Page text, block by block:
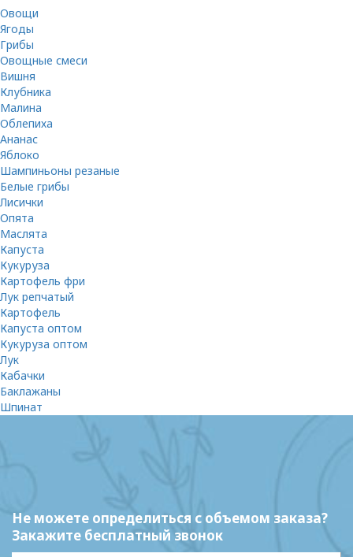
Овощи
Ягоды
Грибы
Овощные смеси
Вишня
Клубника
Малина
Облепиха
Ананас
Яблоко
Шампиньоны резаные
Белые грибы
Лисички
Опята
Маслята
Капуста
Кукуруза
Картофель фри
Лук репчатый
Картофель
Капуста оптом
Кукуруза оптом
Лук
Кабачки
Баклажаны
Шпинат
Не можете определиться с объемом заказа?
Закажите бесплатный звонок